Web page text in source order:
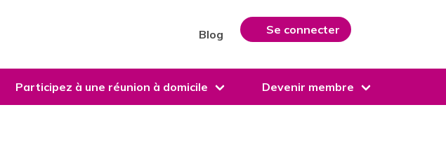
Blog Se connecter
Participez à une réunion à domicile Devenir membre